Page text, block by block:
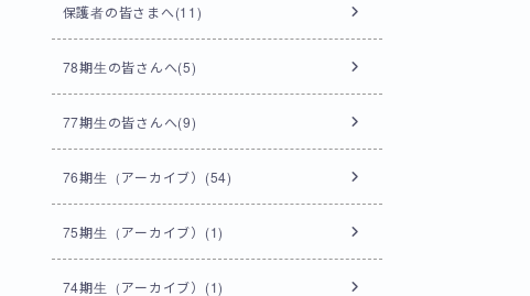
保護者の皆さまへ(11)
78期生の皆さんへ(5)
77期生の皆さんへ(9)
76期生（アーカイブ）(54)
75期生（アーカイブ）(1)
74期生（アーカイブ）(1)